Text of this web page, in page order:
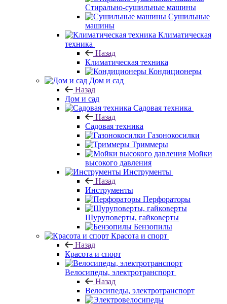
Стирально-сушильные машины
Сушильные
машины
Климатическая
техника
Назад
Климатическая техника
Кондиционеры
Дом и сад
Назад
Дом и сад
Садовая техника
Назад
Садовая техника
Газонокосилки
Триммеры
Мойки
высокого давления
Инструменты
Назад
Инструменты
Перфораторы
Шуруповерты, гайковерты
Бензопилы
Красота и спорт
Назад
Красота и спорт
Велосипеды, электротранспорт
Назад
Велосипеды, электротранспорт